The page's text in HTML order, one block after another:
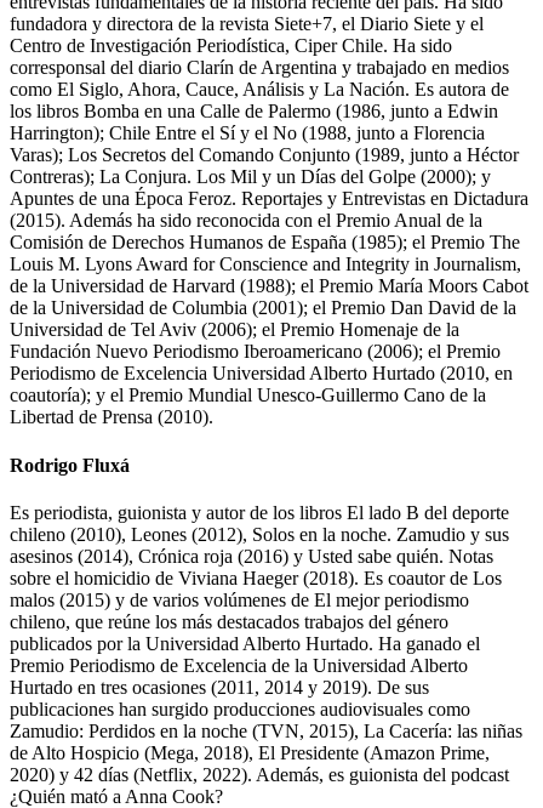
fundadora y directora de la revista Siete+7, el Diario Siete y el
Centro de Investigación Periodística, Ciper Chile. Ha sido
corresponsal del diario Clarín de Argentina y trabajado en medios
como El Siglo, Ahora, Cauce, Análisis y La Nación. Es autora de
los libros Bomba en una Calle de Palermo (1986, junto a Edwin
Harrington); Chile Entre el Sí y el No (1988, junto a Florencia
Varas); Los Secretos del Comando Conjunto (1989, junto a Héctor
Contreras); La Conjura. Los Mil y un Días del Golpe (2000); y
Apuntes de una Época Feroz. Reportajes y Entrevistas en Dictadura
(2015). Además ha sido reconocida con el Premio Anual de la
Comisión de Derechos Humanos de España (1985); el Premio The
Louis M. Lyons Award for Conscience and Integrity in Journalism,
de la Universidad de Harvard (1988); el Premio María Moors Cabot
de la Universidad de Columbia (2001); el Premio Dan David de la
Universidad de Tel Aviv (2006); el Premio Homenaje de la
Fundación Nuevo Periodismo Iberoamericano (2006); el Premio
Periodismo de Excelencia Universidad Alberto Hurtado (2010, en
coautoría); y el Premio Mundial Unesco-Guillermo Cano de la
Libertad de Prensa (2010).
Rodrigo Fluxá
Es periodista, guionista y autor de los libros El lado B del deporte
chileno (2010), Leones (2012), Solos en la noche. Zamudio y sus
asesinos (2014), Crónica roja (2016) y Usted sabe quién. Notas
sobre el homicidio de Viviana Haeger (2018). Es coautor de Los
malos (2015) y de varios volúmenes de El mejor periodismo
chileno, que reúne los más destacados trabajos del género
publicados por la Universidad Alberto Hurtado. Ha ganado el
Premio Periodismo de Excelencia de la Universidad Alberto
Hurtado en tres ocasiones (2011, 2014 y 2019). De sus
publicaciones han surgido producciones audiovisuales como
Zamudio: Perdidos en la noche (TVN, 2015), La Cacería: las niñas
de Alto Hospicio (Mega, 2018), El Presidente (Amazon Prime,
2020) y 42 días (Netflix, 2022). Además, es guionista del podcast
¿Quién mató a Anna Cook?